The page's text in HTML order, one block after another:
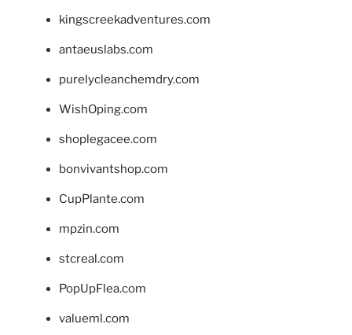
kingscreekadventures.com
antaeuslabs.com
purelycleanchemdry.com
WishOping.com
shoplegacee.com
bonvivantshop.com
CupPlante.com
mpzin.com
stcreal.com
PopUpFlea.com
valueml.com